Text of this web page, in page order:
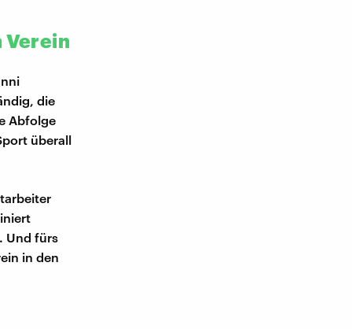
Verein
die
Abfolge
überall
Und fürs
in den